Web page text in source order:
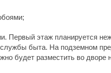
Первый этаж планируется
быта. На подземном
будет разместить во дворе